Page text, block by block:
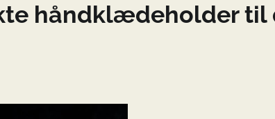
håndklædeholder til